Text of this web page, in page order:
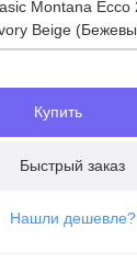
Купить
Быстрый заказ
Нашли дешевле?